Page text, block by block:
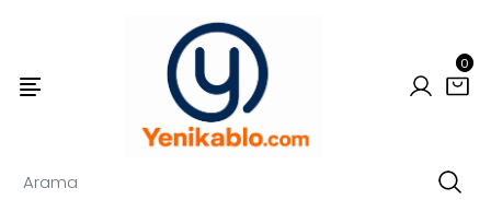
0